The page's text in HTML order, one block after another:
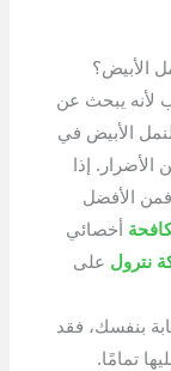
الأبيض؟
لأنه يبحث عن
الأبيض في
إذا
الأفضل
أخصائي
نترول على
بنفسك، فقد
تمامًا.